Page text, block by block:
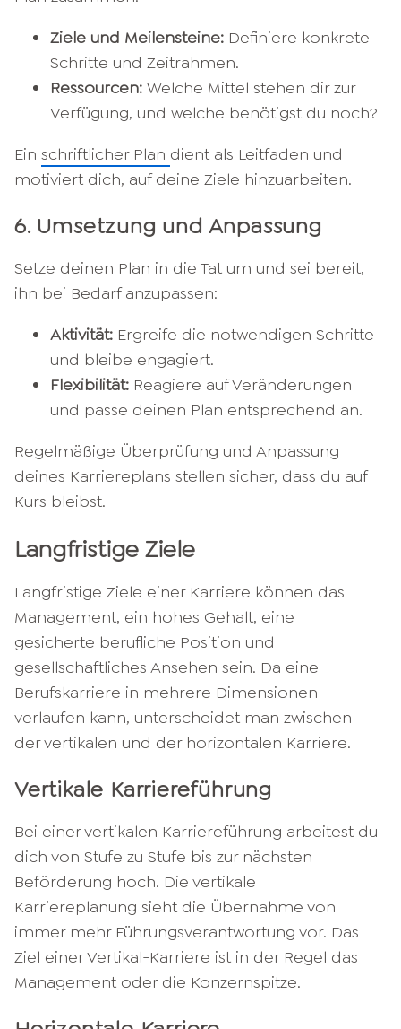
Ziele und Meilensteine: Definiere konkrete
Schritte und Zeitrahmen.​
Ressourcen: Welche Mittel stehen dir zur
Verfügung, und welche benötigst du noch?​
Ein schriftlicher Plan dient als Leitfaden und
motiviert dich, auf deine Ziele hinzuarbeiten.​
6. Umsetzung und Anpassung
Setze deinen Plan in die Tat um und sei bereit,
ihn bei Bedarf anzupassen:​
Aktivität: Ergreife die notwendigen Schritte
und bleibe engagiert.​
Flexibilität: Reagiere auf Veränderungen
und passe deinen Plan entsprechend an.​
Regelmäßige Überprüfung und Anpassung
deines Karriereplans stellen sicher, dass du auf
Kurs bleibst.
Langfristige Ziele
Langfristige Ziele einer Karriere können das
Management, ein hohes Gehalt, eine
gesicherte berufliche Position und
gesellschaftliches Ansehen sein. Da eine
Berufskarriere in mehrere Dimensionen
verlaufen kann, unterscheidet man zwischen
der vertikalen und der horizontalen Karriere.
Vertikale Karriereführung
Bei einer vertikalen Karriereführung arbeitest du
dich von Stufe zu Stufe bis zur nächsten
Beförderung hoch. Die vertikale
Karriereplanung sieht die Übernahme von
immer mehr Führungsverantwortung vor. Das
Ziel einer Vertikal-Karriere ist in der Regel das
Management oder die Konzernspitze.